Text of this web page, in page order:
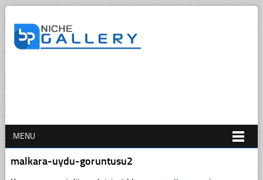
MENU
malkara-uydu-goruntusu2